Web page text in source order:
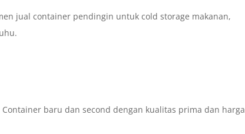
jual container pendingin untuk cold storage makanan,
baru dan second dengan kualitas prima dan harga